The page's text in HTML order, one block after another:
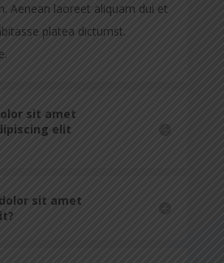
Aenean laoreet aliquam dui et
platea dictumst.
sit amet
elit
sit amet